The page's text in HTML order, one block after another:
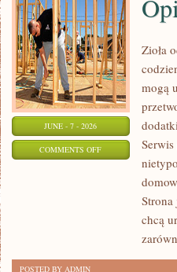
JUNE - 7 - 2026
COMMENTS OFFON
CZYTELNIKÓW
Zioła
mogą
chcą
POSTED BY ADMIN